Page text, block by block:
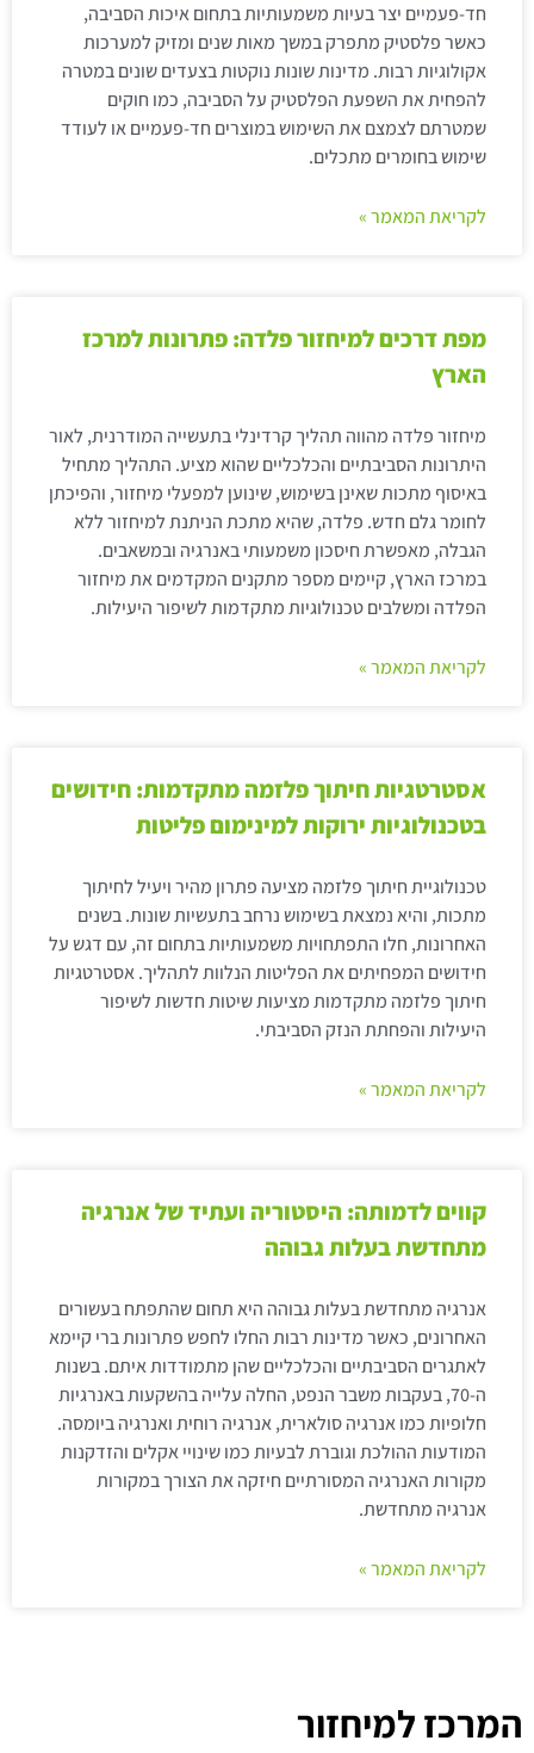
חד-פעמיים יצר בעיות משמעותיות בתחום איכות הסביבה,
כאשר פלסטיק מתפרק במשך מאות שנים ומזיק למערכות
אקולוגיות רבות. מדינות שונות נוקטות בצעדים שונים במטרה
להפחית את השפעת הפלסטיק על הסביבה, כמו חוקים
שמטרתם לצמצם את השימוש במוצרים חד-פעמיים או לעודד
שימוש בחומרים מתכלים.
לקריאת המאמר »
מפת דרכים למיחזור פלדה: פתרונות למרכז
הארץ
מיחזור פלדה מהווה תהליך קרדינלי בתעשייה המודרנית, לאור
היתרונות הסביבתיים והכלכליים שהוא מציע. התהליך מתחיל
באיסוף מתכות שאינן בשימוש, שינוען למפעלי מיחזור, והפיכתן
לחומר גלם חדש. פלדה, שהיא מתכת הניתנת למיחזור ללא
הגבלה, מאפשרת חיסכון משמעותי באנרגיה ובמשאבים.
במרכז הארץ, קיימים מספר מתקנים המקדמים את מיחזור
הפלדה ומשלבים טכנולוגיות מתקדמות לשיפור היעילות.
לקריאת המאמר »
אסטרטגיות חיתוך פלזמה מתקדמות: חידושים
בטכנולוגיות ירוקות למינימום פליטות
טכנולוגיית חיתוך פלזמה מציעה פתרון מהיר ויעיל לחיתוך
מתכות, והיא נמצאת בשימוש נרחב בתעשיות שונות. בשנים
האחרונות, חלו התפתחויות משמעותיות בתחום זה, עם דגש על
חידושים המפחיתים את הפליטות הנלוות לתהליך. אסטרטגיות
חיתוך פלזמה מתקדמות מציעות שיטות חדשות לשיפור
היעילות והפחתת הנזק הסביבתי.
לקריאת המאמר »
קווים לדמותה: היסטוריה ועתיד של אנרגיה
מתחדשת בעלות גבוהה
אנרגיה מתחדשת בעלות גבוהה היא תחום שהתפתח בעשורים
האחרונים, כאשר מדינות רבות החלו לחפש פתרונות ברי קיימא
לאתגרים הסביבתיים והכלכליים שהן מתמודדות איתם. בשנות
ה-70, בעקבות משבר הנפט, החלה עלייה בהשקעות באנרגיות
חלופיות כמו אנרגיה סולארית, אנרגיה רוחית ואנרגיה ביומסה.
המודעות ההולכת וגוברת לבעיות כמו שינויי אקלים והזדקנות
מקורות האנרגיה המסורתיים חיזקה את הצורך במקורות
אנרגיה מתחדשת.
לקריאת המאמר »
המרכז למיחזור